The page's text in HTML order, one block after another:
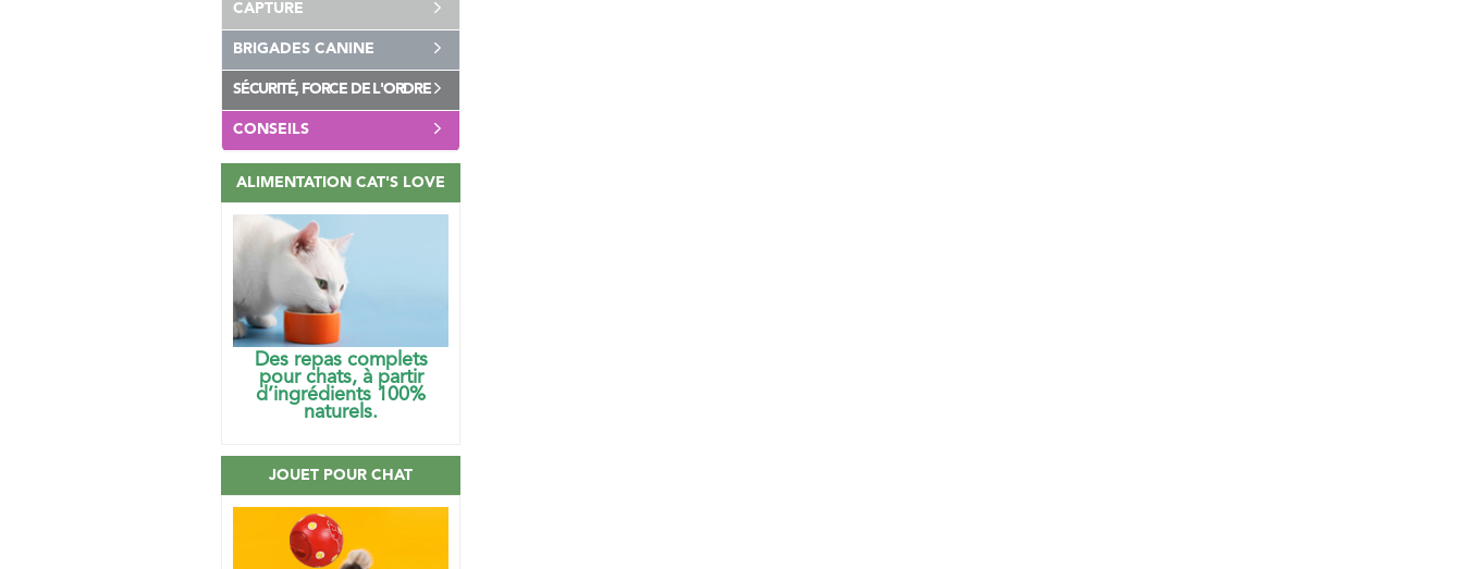
CAPTURE
BRIGADES CANINE
SÉCURITÉ, FORCE DE L'ORDRE
CONSEILS
ALIMENTATION CAT'S LOVE
Des repas complets
pour chats, à partir
d’ingrédients 100%
naturels.
JOUET POUR CHAT